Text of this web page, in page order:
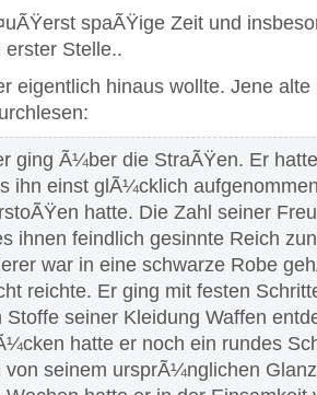
spaÃŸige Zeit und
Stelle..
eigentlich hinaus wollte. Jene
ging Ã¼ber die StraÃŸen. Er
ihn einst glÃ¼cklich
hatte. Die Zahl seiner
ihnen feindlich gesinnte Reich
war in eine schwarze Robe
reichte. Er ging mit festen
Stoffe seiner Kleidung Waffen
hatte er noch ein rundes
von seinem ursprÃ¼nglichen